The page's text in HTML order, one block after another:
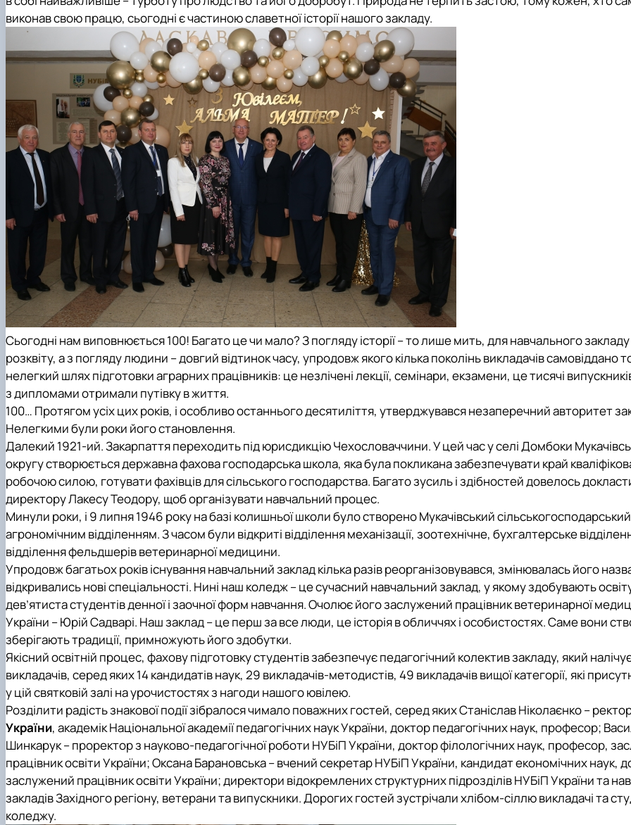
виконав свою працю, сьогодні є частиною славетної історії нашого закладу.
Сьогодні нам виповнюється 100! Багато це чи мало? З погляду історії – то лише мить, для навчального
розквіту, а з погляду людини – довгий відтинок часу, упродовж якого кілька поколінь викладачів самовіддано
нелегкий шлях підготовки аграрних працівників: це незлічені лекції, семінари, екзамени, це тисячі
з дипломами отримали путівку в життя.
100… Протягом усіх цих років, і особливо останнього десятиліття, утверджувався незаперечний авторитет
Нелегкими були роки його становлення.
Далекий 1921-ий. Закарпаття переходить під юрисдикцію Чехословаччини. У цей час у селі Домбоки
округу створюється державна фахова господарська школа, яка була покликана забезпечувати край
робочою силою, готувати фахівців для сільського господарства. Багато зусиль і здібностей довелось
директору Лакесу Теодору, щоб організувати навчальний процес.
Минули роки, і 9 липня 1946 року на базі колишньої школи було створено Мукачівський
агрономічним відділенням. З часом були відкриті відділення механізації, зоотехнічне, бухгалтерське
відділення фельдшерів ветеринарної медицини.
Упродовж багатьох років існування навчальний заклад кілька разів реорганізовувався, змінювалась його
відкривались нові спеціальності. Нині наш коледж – це сучасний навчальний заклад, у якому здобувають
дев’ятиста студентів денної і заочної форм навчання. Очолює його заслужений працівник ветеринарної
України – Юрій Садварі. Наш заклад – це перш за все люди, це історія в обличчях і особистостях. Саме вони
зберігають традиції, примножують його здобутки.
Якісний освітній процес, фахову підготовку студентів забезпечує педагогічний колектив закладу, який
викладачів, серед яких 14 кандидатів наук, 29 викладачів-методистів, 49 викладачів вищої категорії, які
у цій святковій залі на урочистостях з нагоди нашого ювілею.
Розділити радість знакової події зібралося чимало поважних гостей, серед яких Станіслав Ніколаєнко –
України, академік Національної академії педагогічних наук України, доктор педагогічних наук, професор;
Шинкарук – проректор з науково-педагогічної роботи НУБіП України, доктор філологічних наук, професор,
працівник освіти України; Оксана Барановська – вчений секретар НУБіП України, кандидат економічних наук,
заслужений працівник освіти України; директори відокремлених структурних підрозділів НУБіП України та
закладів Західного регіону, ветерани та випускники. Дорогих гостей зустрічали хлібом-сіллю викладачі та
коледжу.